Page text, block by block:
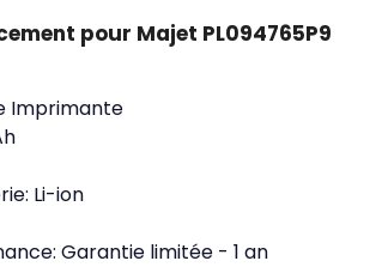
pour Majet PL094765P9
Imprimante
Li-ion
Garantie limitée - 1 an